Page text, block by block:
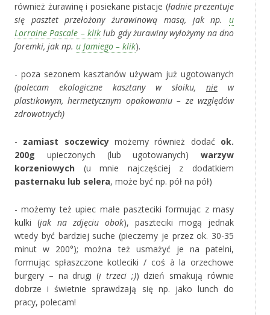
również żurawinę i posiekane pistacje (ładnie prezentuje
się pasztet przełożony żurawinową masą, jak np. u
Lorraine Pascale – klik lub gdy żurawiny wyłożymy na dno
foremki, jak np. u Jamiego – klik).
- poza sezonem kasztanów używam już ugotowanych
(polecam ekologiczne kasztany w słoiku, nie w
plastikowym, hermetycznym opakowaniu – ze względów
zdrowotnych)
- zamiast soczewicymożemy również dodać ok.
200g upieczonych (lub ugotowanych) warzyw
korzeniowych (u mnie najczęściej z dodatkiem
pasternaku lub selera, może być np. pół na pół)
- możemy też upiec małe paszteciki formując z masy
kulki (jak na zdjęciu obok), paszteciki mogą jednak
wtedy być bardziej suche (pieczemy je przez ok. 30-35
minut w 200°); można też usmażyć je na patelni,
formując spłaszczone kotleciki / coś à la orzechowe
burgery – na drugi (i trzeci ;)) dzień smakują równie
dobrze i świetnie sprawdzają się np. jako lunch do
pracy, polecam!